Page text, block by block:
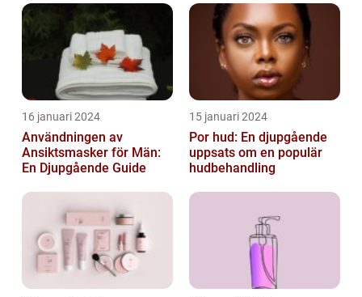
fenomen
16 januari 2024
Användningen av
Ansiktsmasker för Män:
En Djupgående Guide
15 januari 2024
Por hud: En djupgående
uppsats om en populär
hudbehandling